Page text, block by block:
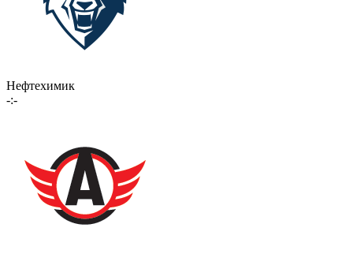
Нефтехимик
-:-